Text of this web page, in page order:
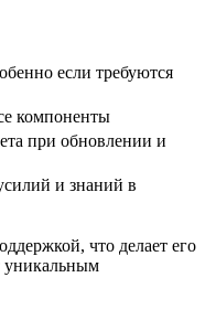
если требуются
компоненты
при обновлении и
и знаний в
что делает его
уникальным